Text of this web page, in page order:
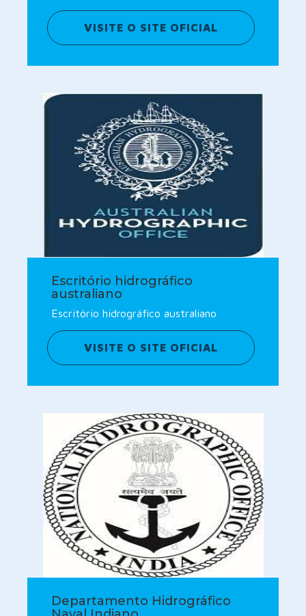
VISITE O SITE OFICIAL
Escritório hidrográfico
australiano
Escritório hidrográfico australiano
VISITE O SITE OFICIAL
Departamento Hidrográfico